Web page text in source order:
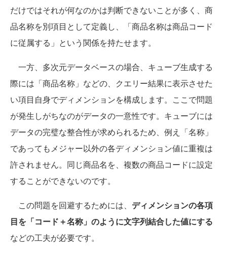
だけではそれが何なのかは判断できないことが多く、商
品名称を別項目として定義し、「商品名称は商品コード
に従属する」という関係を持たせます。
一方、多次元データベースの場合、キューブ生成する
際には「商品名称」などの、クエリー結果に表示させた
い項目自身でディメンションを構成します。ここで問題
が発生しがちなのがデータの一意性です。キューブには
データの完璧な整合性が求められるため、例え「名称」
であってもメジャー以外の各ディメンション値に重複は
許されません。同じ商品名を、複数の商品コードに設定
することができないのです。
この問題を回避するためには、 ディメンションの各項
目を「コード＋名称」のように文字列結合した値にする
などの工夫が必要です。